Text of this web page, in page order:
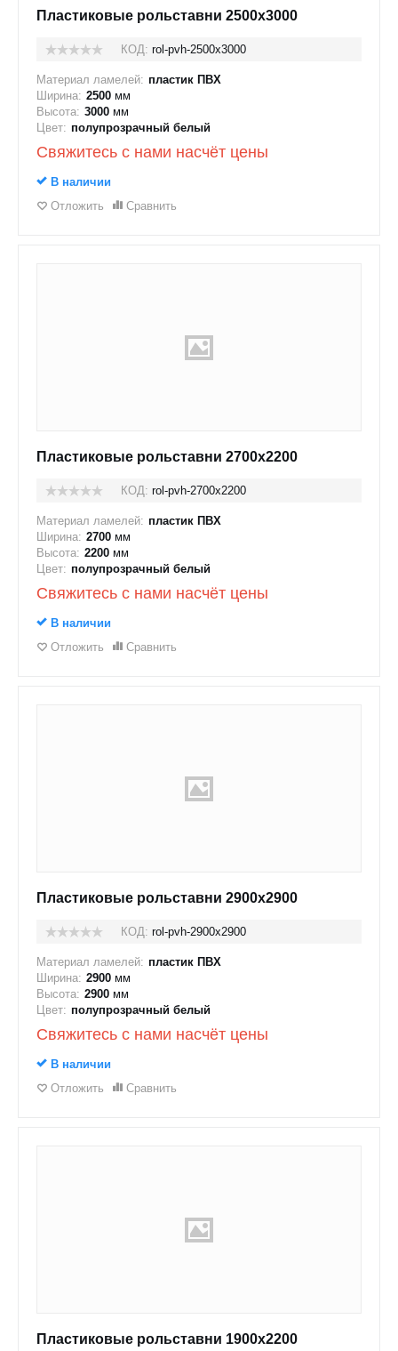
Пластиковые рольставни 2500x3000
КОД: rol-pvh-2500x3000
Материал ламелей: пластик ПВХ
Ширина: 2500 мм
Высота: 3000 мм
Цвет: полупрозрачный белый
Свяжитесь с нами насчёт цены
В наличии
Отложить
Сравнить
Пластиковые рольставни 2700x2200
КОД: rol-pvh-2700x2200
Материал ламелей: пластик ПВХ
Ширина: 2700 мм
Высота: 2200 мм
Цвет: полупрозрачный белый
Свяжитесь с нами насчёт цены
В наличии
Отложить
Сравнить
Пластиковые рольставни 2900x2900
КОД: rol-pvh-2900x2900
Материал ламелей: пластик ПВХ
Ширина: 2900 мм
Высота: 2900 мм
Цвет: полупрозрачный белый
Свяжитесь с нами насчёт цены
В наличии
Отложить
Сравнить
Пластиковые рольставни 1900x2200